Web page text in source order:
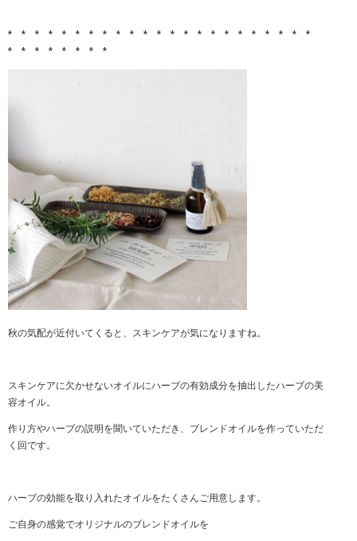
* * * * * * * * * * * * * * * * * * * * * * *
* * * * * * * *
秋の気配が近付いてくると、スキンケアが気になりますね。
スキンケアに欠かせないオイルにハーブの有効成分を抽出したハーブの美
容オイル。
作り方やハーブの説明を聞いていただき、ブレンドオイルを作っていただ
く回です。
ハーブの効能を取り入れたオイルをたくさんご用意します。
ご自身の感覚でオリジナルのブレンドオイルを